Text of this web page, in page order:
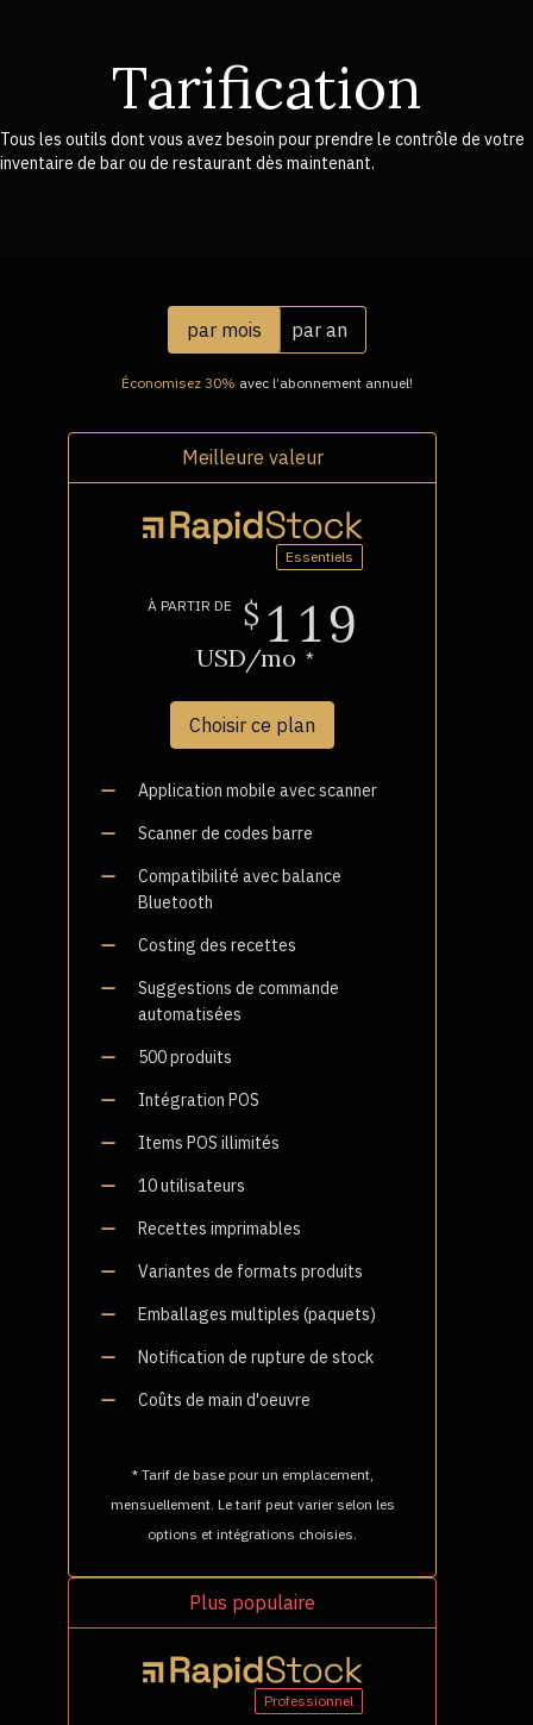
Tarification
Tous les outils dont vous avez besoin pour prendre le contrôle de votre
inventaire de bar ou de restaurant dès maintenant.